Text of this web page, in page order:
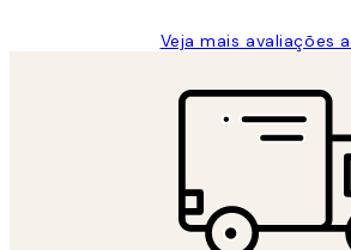
Veja mais avaliações